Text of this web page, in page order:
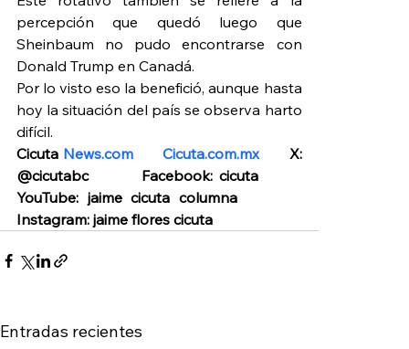
percepción que quedó luego que
Sheinbaum no pudo encontrarse con
Donald Trump en Canadá.
Por lo visto eso la benefició, aunque hasta
hoy la situación del país se observa harto
difícil.
Cicuta News.com Cicuta.com.mx X:
@cicutabc        Facebook: cicuta
YouTube: jaime cicuta columna
Instagram: jaime flores cicuta
Entradas recientes